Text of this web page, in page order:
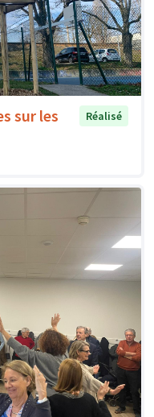
sur les
Réalisé